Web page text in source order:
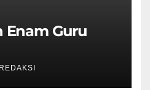
Enam Guru
REDAKSI